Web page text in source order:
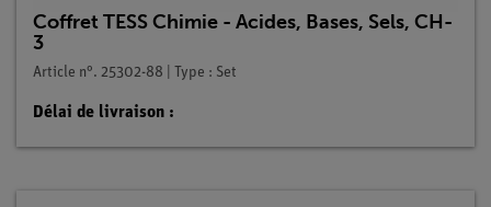
Coffret TESS Chimie - Acides, Bases, Sels, CH-
3
Article n°. 25302-88 | Type : Set
Délai de livraison :